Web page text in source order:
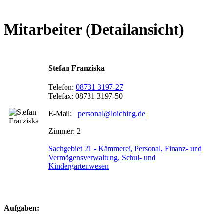
Mitarbeiter (Detailansicht)
Stefan Franziska
Telefon: 08731 3197-27
Telefax: 08731 3197-50
E-Mail: personal@loiching.de
Zimmer: 2
Sachgebiet 21 - Kämmerei, Personal, Finanz- und
Vermögensverwaltung, Schul- und
Kindergartenwesen
Aufgaben: